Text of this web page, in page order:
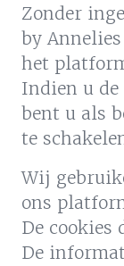
Zonder
by
het
Indien u
bent u als
te
Wij
ons
De
De